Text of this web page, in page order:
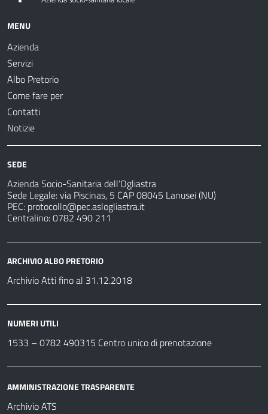
MENU
Azienda
Servizi
Albo Pretorio
Come fare per
Contatti
Notizie
SEDE
Azienda Socio-Sanitaria dell’Ogliastra
Sede Legale: via Piscinas, 5 CAP 08045 Lanusei (NU)
PEC: protocollo@pec.aslogliastra.it
Centralino: 0782 490 211
ARCHIVIO ALBO PRETORIO
Archivio Atti fino al 31.12.2018
NUMERI UTILI
1533 – 0782 490315 Centro unico di prenotazione
AMMINISTRAZIONE TRASPARENTE
Archivio ATS